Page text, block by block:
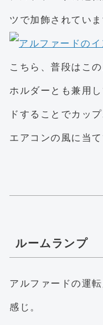
ツで加飾されていま
こちら、普段はこ
ホルダーとも兼用
ドすることでカッ
エアコンの風に当
ルームランプ
アルファードの運
感じ。